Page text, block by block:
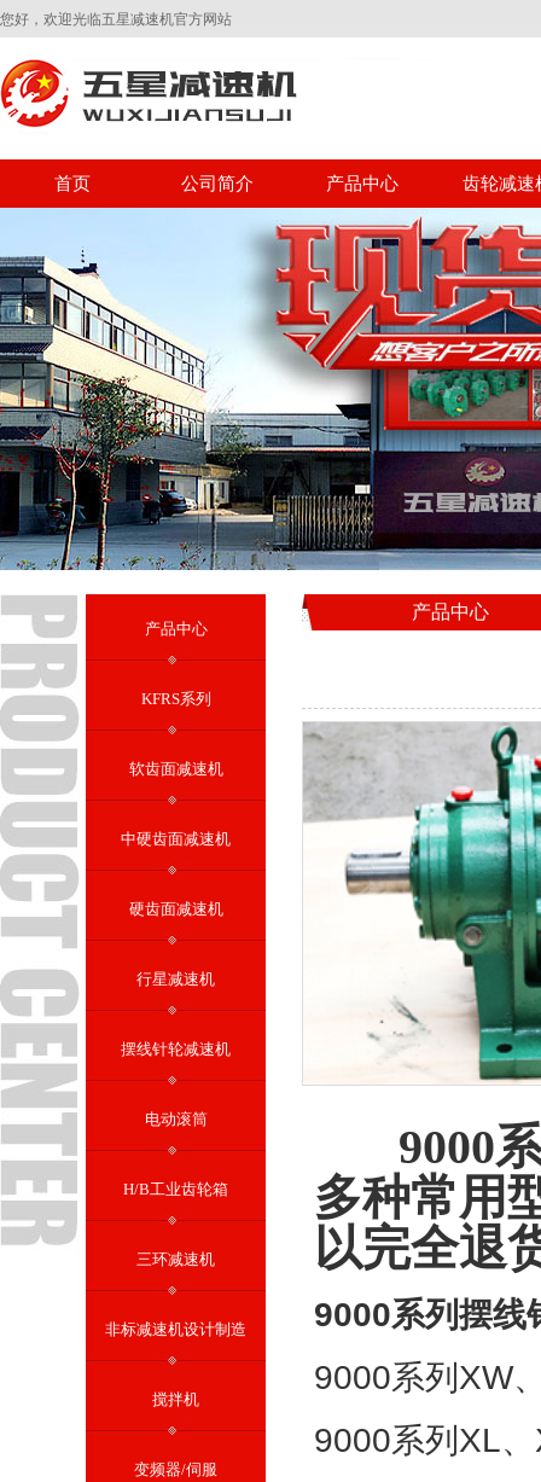
您好，欢迎光临五星减速机官方网站
首页 公司简介 产品中心 齿轮减速
产品中心
KFRS系列
软齿面减速机
中硬齿面减速机
硬齿面减速机
行星减速机
摆线针轮减速机
电动滚筒
H/B工业齿轮箱
三环减速机
非标减速机设计制造
搅拌机
变频器/伺服
产品中心
9000系
多种常用
以完全退
9000系列摆线
9000系列XW
9000系列XL